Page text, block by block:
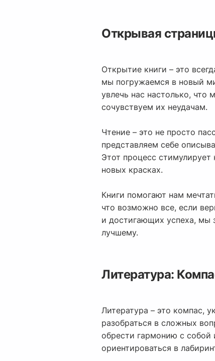
Открывая
Открытие книги – это
мы погружаемся в новый
увлечь нас настолько,
сочувствуем их неудачам.
Чтение – это не просто
представляем себе
Этот процесс
новых красках.
Книги помогают нам
что возможно все, если
и достигающих успеха, мы
лучшему.
Литература:
Литература – это компас,
разобраться в сложных
обрести гармонию с
ориентироваться в